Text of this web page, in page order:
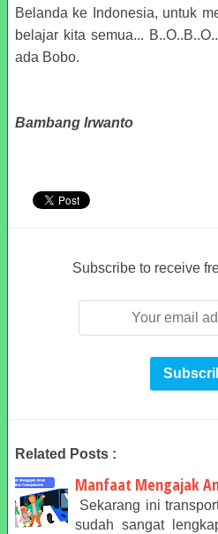
Belanda ke Indonesia, untuk
belajar kita semua...
ada Bobo.
Bambang Irwanto
Subscribe to receive
Related Posts :
Manfaat Mengajak
Sekarang ini
sudah sangat